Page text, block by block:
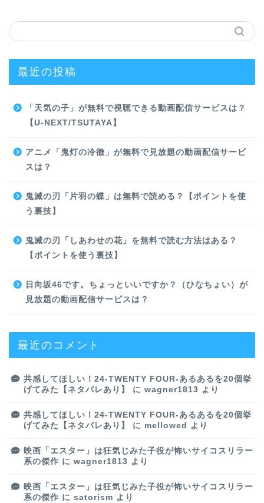
最近の投稿
「天気の子」が無料で視聴できる動画配信サービスは？
【U-NEXT/TSUTAYA】
アニメ「鬼灯の冷徹」が無料で見放題の動画配信サービ
スは？
鬼滅の刃「片羽の蝶」は無料で読める？【ポイントを使
う裏技】
鬼滅の刃「しあわせの花」を無料で読む方法はある？
【ポイントを使う裏技】
日向坂46です。ちょっといいですか？（ひなちょい）が
見放題の動画配信サービスは？
最近のコメント
共感してほしい！24-TWENTY FOUR-あるあるを20個挙
げてみた【ネタバレあり】
に wagner1813 より
共感してほしい！24-TWENTY FOUR-あるあるを20個挙
げてみた【ネタバレあり】
に mellowed より
映画「エスター」は狂気じみた子役が怖いサイコスリラー
系の傑作 に wagner1813 より
映画「エスター」は狂気じみた子役が怖いサイコスリラー
系の傑作 に satorism より